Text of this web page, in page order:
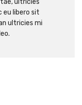
ultricies
eu libero sit
ultricies mi